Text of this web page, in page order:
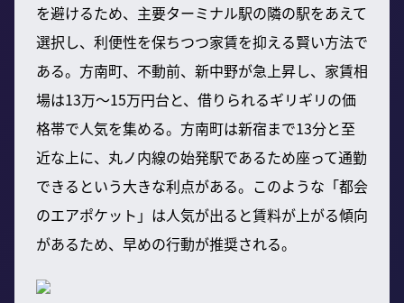
を避けるため、主要ターミナル駅の隣の駅をあえて
選択し、利便性を保ちつつ家賃を抑える賢い方法で
ある。方南町、不動前、新中野が急上昇し、家賃相
場は13万～15万円台と、借りられるギリギリの価
格帯で人気を集める。方南町は新宿まで13分と至
近な上に、丸ノ内線の始発駅であるため座って通勤
できるという大きな利点がある。このような「都会
のエアポケット」は人気が出ると賃料が上がる傾向
があるため、早めの行動が推奨される。